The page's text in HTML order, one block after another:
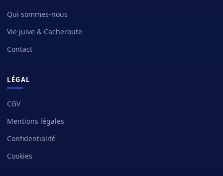
Qui sommes-nous
Vie juive & Cacheroute
Contact
LÉGAL
CGV
Mentions légales
Confidentialité
Cookies